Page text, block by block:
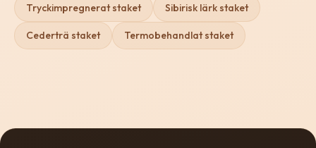
Tryckimpregnerat staket Sibirisk lärk staket
Cederträ staket Termobehandlat staket